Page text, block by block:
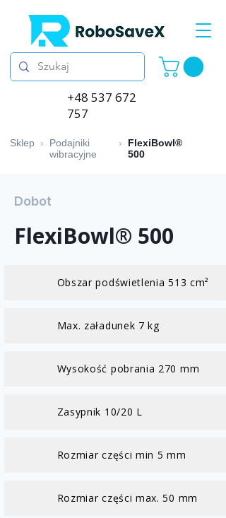
+48 537 672
757
Sklep ›
Podajniki
wibracyjne
›
FlexiBowl®
500
Dobot
FlexiBowl® 500
Obszar podświetlenia 513 cm²
Max. załadunek 7 kg
Wysokość pobrania 270 mm
Zasypnik 10/20 L
Rozmiar części min 5 mm
Rozmiar części max. 50 mm